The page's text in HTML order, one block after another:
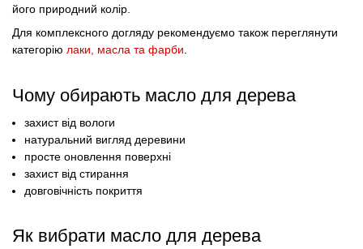
його природний колір.
Для комплексного догляду рекомендуємо також переглянути
категорію лаки, масла та фарби
Чому обирають масло для дерева
захист від вологи
натуральний вигляд деревини
просте оновлення поверхні
захист від стирання
довговічність покриття
Як вибрати масло для дерева